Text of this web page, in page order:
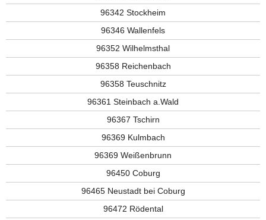
96342 Stockheim
96346 Wallenfels
96352 Wilhelmsthal
96358 Reichenbach
96358 Teuschnitz
96361 Steinbach a.Wald
96367 Tschirn
96369 Kulmbach
96369 Weißenbrunn
96450 Coburg
96465 Neustadt bei Coburg
96472 Rödental